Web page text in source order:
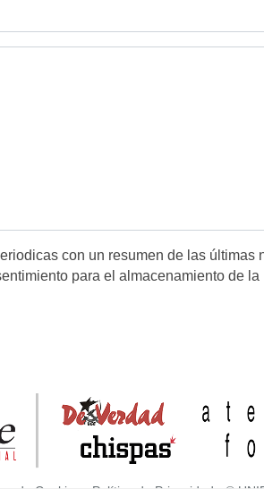
con un resumen de las últimas
para el almacenamiento de la